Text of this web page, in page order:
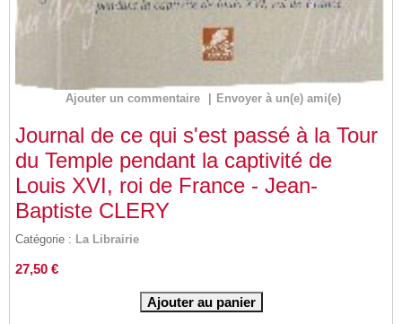
Ajouter un commentaire Envoyer à un(e) ami(e)
Journal de ce qui s'est passé à la Tour
du Temple pendant la captivité de
Louis XVI, roi de France - Jean-
Baptiste CLERY
Catégorie : La Librairie
27,50 €